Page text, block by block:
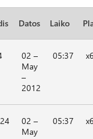
Datos Laiko
02 –
May
–
2012
05:37
02 –
May
05:37